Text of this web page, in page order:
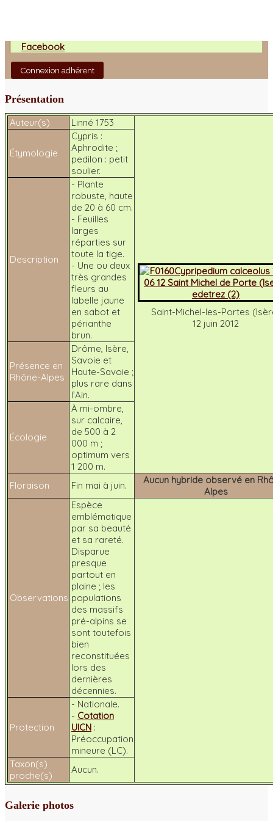
Facebook
Connexion adhérent
Présentation
Auteur(s) Linné 1753
Saint-Michel-les-Portes
12 juin 2012
Étymologie
Cypris :
Aphrodite ;
pedilon : petit
soulier.
Description
- Plante
robuste, haute
de 20 à 60 cm.
- Feuilles
larges
réparties sur
toute la tige.
- Une ou deux
très grandes
fleurs au
labelle jaune
en sabot et
périanthe
brun.
Présence en
Rhône-Alpes
Drôme, Isère,
Savoie et
Haute-Savoie ;
plus rare dans
l’Ain.
Écologie
À mi-ombre,
sur calcaire,
de 500 à 2
000 m ;
optimum vers
1 200 m.
Floraison
Fin mai à juin.
Aucun hybride observé en
Alpes
Observations
Espèce
emblématique
par sa beauté
et sa rareté.
Disparue
presque
partout en
plaine ; les
populations
des massifs
pré-alpins se
sont toutefois
bien
reconstituées
lors des
dernières
décennies.
Protection
- Nationale.
- Cotation
UICN :
Préoccupation
mineure (LC).
Taxon(s)
proche(s)
Aucun.
Galerie photos